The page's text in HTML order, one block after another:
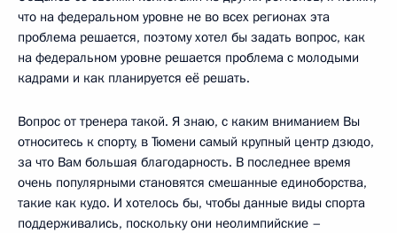
что на федеральном уровне не во всех регионах эта
проблема решается, поэтому хотел бы задать вопрос, как
на федеральном уровне решается проблема с молодыми
кадрами и как планируется её решать.
Вопрос от тренера такой. Я знаю, с каким вниманием Вы
относитесь к спорту, в Тюмени самый крупный центр дзюдо,
за что Вам большая благодарность. В последнее время
очень популярными становятся смешанные единоборства,
такие как кудо. И хотелось бы, чтобы данные виды спорта
поддерживались, поскольку они неолимпийские –